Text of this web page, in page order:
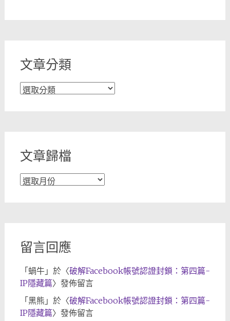
文章分類
文
文章歸檔
文
留言回應
「 蝸牛」於〈破解Facebook帳號認證封鎖：第四篇-
IP隱藏篇〉發佈留言
「 黑熊 」於〈破解Facebook帳號認證封鎖：第四篇-
IP隱藏篇〉發佈留言